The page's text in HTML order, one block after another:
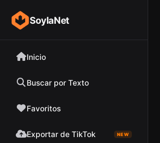
SoylaNet
Inicio
Buscar por Texto
Favoritos
Exportar de TikTok NEW